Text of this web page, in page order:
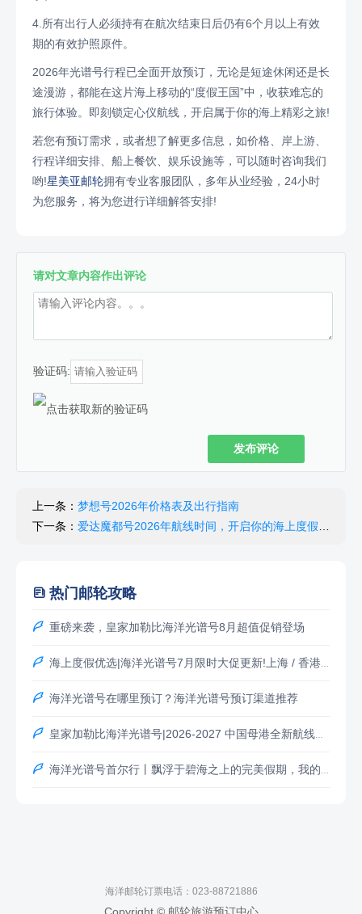
4.所有出行人必须持有在航次结束日后仍有6个月以上有效
期的有效护照原件。
2026年光谱号行程已全面开放预订，无论是短途休闲还是长
途漫游，都能在这片海上移动的“度假王国”中，收获难忘的
旅行体验。即刻锁定心仪航线，开启属于你的海上精彩之旅!
若您有预订需求，或者想了解更多信息，如价格、岸上游、
行程详细安排、船上餐饮、娱乐设施等，可以随时咨询我们
哟!星美亚邮轮拥有专业客服团队，多年从业经验，24小时
为您服务，将为您进行详细解答安排!
请对文章内容作出评论
验证码:
发布评论
上一条： 梦想号2026年价格表及出行指南
下一条： 爱达魔都号2026年航线时间，开启你的海上度假新旅程
 热门邮轮攻略
 重磅来袭，皇家加勒比海洋光谱号8月超值促销登场
 海上度假优选|海洋光谱号7月限时大促更新!上海 / 香港双母港福利全新升级
 海洋光谱号在哪里预订？海洋光谱号预订渠道推荐
 皇家加勒比海洋光谱号|2026-2027 中国母港全新航线正式发布
 海洋光谱号首尔行丨飘浮于碧海之上的完美假期，我的邮轮旅行全记录
海洋邮轮订票电话：023-88721886